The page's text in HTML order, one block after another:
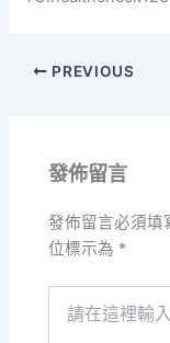
PREVIOUS
發佈留言
發佈留言必須填
位標示為 *